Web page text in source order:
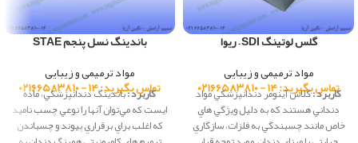
گلس لوتینگ SDI – ریوا
مواد ترمیمی و زیبایی
تماس بگیرید: ۱۴ - ۰۲۱۶۶۵۸۳۸۱۰
کاربرد :گلاس آينومر دندانپزشكي مواد
دنداني هستند كه به دليل وي‍‍ژگي هاي
خاص مانند چسبندگي به فلزات، سازگاري
باندینگ نسل پنجم STAE
مواد ترمیمی و زیبایی
تماس بگیرید: ۱۴ - ۰۲۱۶۶۵۸۳۸۱۰
کاربرد :باندينگ دندانپزشكي، ماده
ايست كه مي‌توان آنها را نوعي چسب ناميد
كه اغلب براي برقراري پيوند و چسباندن